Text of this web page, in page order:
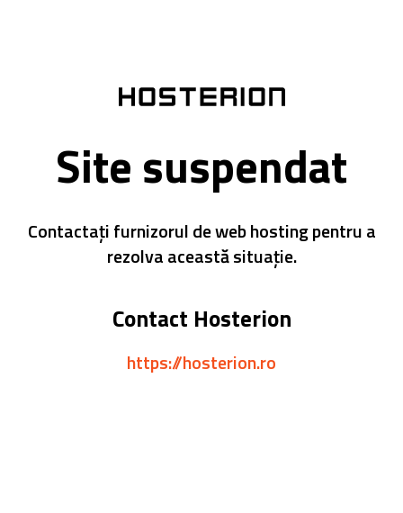
Site suspendat
Contactați furnizorul de web hosting pentru a
rezolva această situație.
Contact Hosterion
https://hosterion.ro